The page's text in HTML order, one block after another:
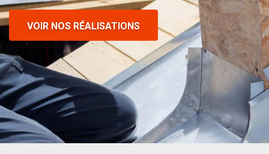
VOIR NOS RÉALISATIONS